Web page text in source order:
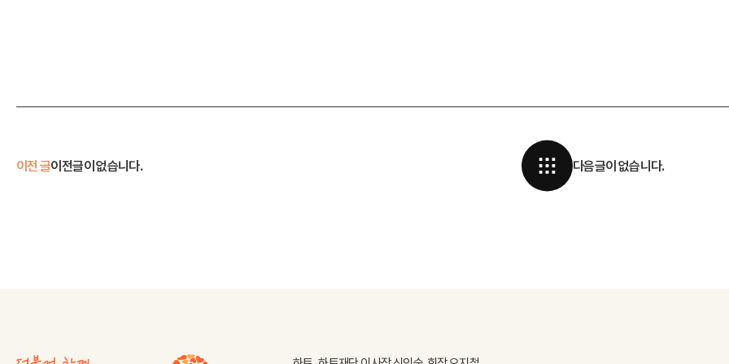
이전 글이전글이 없습니다. 다음글이 없습니다.